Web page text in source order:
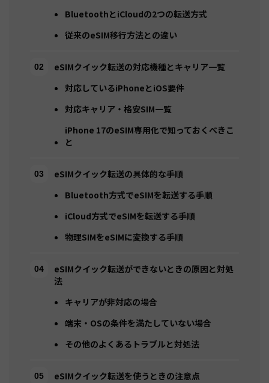
BluetoothとiCloudの2つの転送方式
従来のeSIM移行方法との違い
eSIMクイック転送の対応機種とキャリア一覧
対応しているiPhoneとiOS要件
対応キャリア・格安SIM一覧
iPhone 17のeSIM専用化で知っておくべきこ
と
eSIMクイック転送の具体的な手順
Bluetooth方式でeSIMを転送する手順
iCloud方式でeSIMを転送する手順
物理SIMをeSIMに変換する手順
eSIMクイック転送ができないときの原因と対処
法
キャリアが非対応の場合
端末・OSの条件を満たしていない場合
その他のよくあるトラブルと対処法
eSIMクイック転送を使うときの注意点